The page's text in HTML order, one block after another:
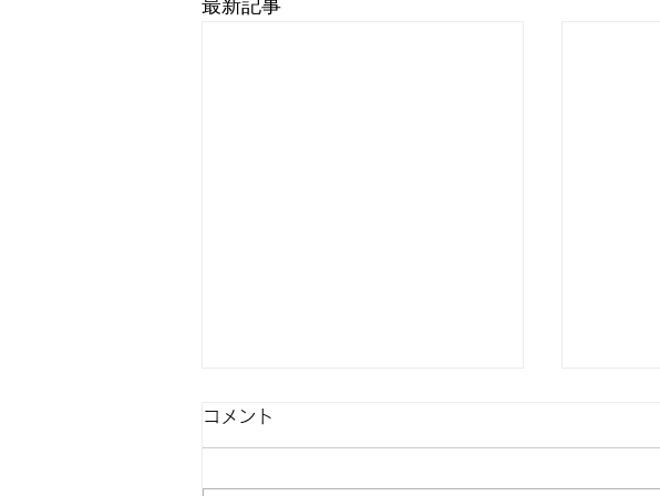
最新記事
コメント